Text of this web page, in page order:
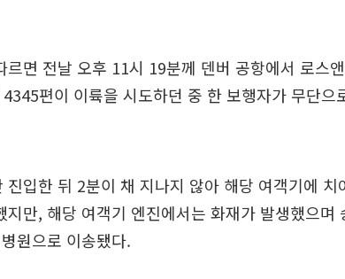
르면 전날 오후 11시 19분께 덴버 공항에서 로스
편이 이륙을 시도하던 중 한 보행자가 무단으
진입한 뒤 2분이 채 지나지 않아 해당 여객기에 치
지만, 해당 여객기 엔진에서는 화재가 발생했으며
원으로 이송됐다.